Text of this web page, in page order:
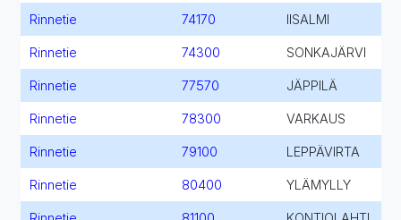
Rinnetie 74170 IISALMI
Rinnetie 74300 SONKAJÄRVI
Rinnetie 77570 JÄPPILÄ
Rinnetie 78300 VARKAUS
Rinnetie 79100 LEPPÄVIRTA
Rinnetie 80400 YLÄMYLLY